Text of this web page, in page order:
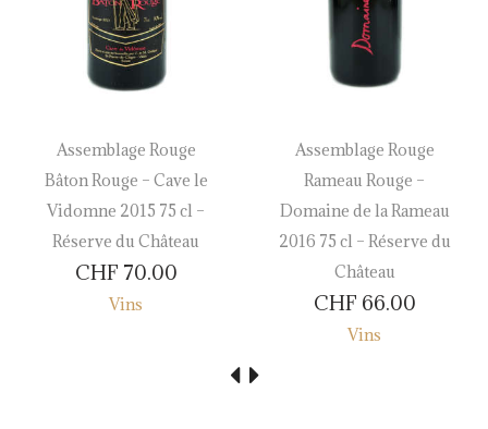
Assemblage Rouge
Bâton Rouge – Cave le
Vidomne 2015 75 cl –
Réserve du Château
CHF 70.00
Vins
Assemblage Rouge
Rameau Rouge –
Domaine de la Rameau
2016 75 cl – Réserve du
Château
CHF 66.00
Vins